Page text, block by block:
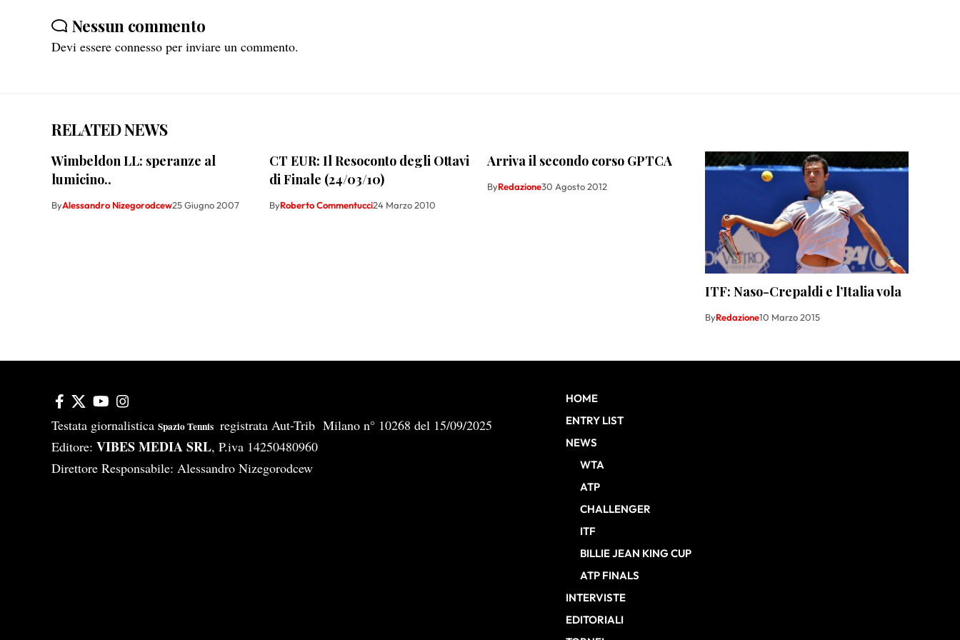
Nessun commento
Devi essere connesso per inviare un commento.
RELATED NEWS
Wimbeldon LL: speranze al
lumicino..
ByAlessandro Nizegorodcew25 Giugno 2007
CT EUR: Il Resoconto degli Ottavi
di Finale (24/03/10)
ByRoberto Commentucci24 Marzo 2010
Arriva il secondo corso GPTCA
ByRedazione30 Agosto 2012
ITF: Naso-Crepaldi e l’Italia vola
ByRedazione10 Marzo 2015
Testata giornalistica Spazio Tennis registrata Aut-Trib Milano n° 10268 del 15/09/2025
Editore: VIBES MEDIA SRL, P.iva 14250480960
Direttore Responsabile: Alessandro Nizegorodcew
HOME
ENTRY LIST
NEWS
WTA
ATP
CHALLENGER
ITF
BILLIE JEAN KING CUP
ATP FINALS
INTERVISTE
EDITORIALI